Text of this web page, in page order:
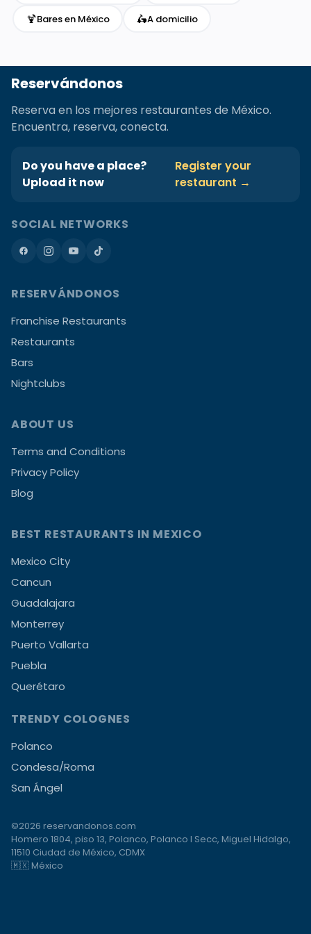
🍹Bares en México 🛵A domicilio
Reservándonos
Reserva en los mejores restaurantes de México.
Encuentra, reserva, conecta.
Do you have a place?
Upload it now
Register your
restaurant →
SOCIAL NETWORKS
RESERVÁNDONOS
Franchise Restaurants
Restaurants
Bars
Nightclubs
ABOUT US
Terms and Conditions
Privacy Policy
Blog
BEST RESTAURANTS IN MEXICO
Mexico City
Cancun
Guadalajara
Monterrey
Puerto Vallarta
Puebla
Querétaro
TRENDY COLOGNES
Polanco
Condesa/Roma
San Ángel
©2026 reservandonos.com
Homero 1804, piso 13, Polanco, Polanco I Secc, Miguel Hidalgo,
11510 Ciudad de México, CDMX
🇲🇽 México